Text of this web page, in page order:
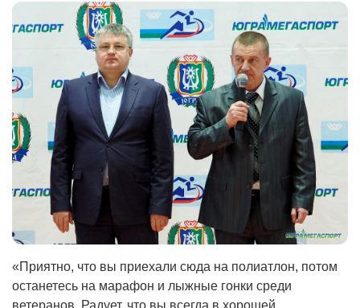
«Приятно, что вы приехали сюда на полиатлон, потом
останетесь на марафон и лыжные гонки среди
ветеранов. Радует, что вы всегда в хорошей